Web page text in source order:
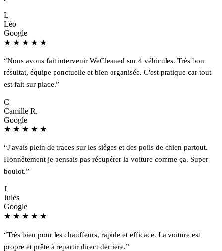
L
Léo
Google
★ ★ ★ ★ ★
“Nous avons fait intervenir WeCleaned sur 4 véhicules. Très bon
résultat, équipe ponctuelle et bien organisée. C'est pratique car tout
est fait sur place.”
C
Camille R.
Google
★ ★ ★ ★ ★
“J'avais plein de traces sur les sièges et des poils de chien partout.
Honnêtement je pensais pas récupérer la voiture comme ça. Super
boulot.”
J
Jules
Google
★ ★ ★ ★ ★
“Très bien pour les chauffeurs, rapide et efficace. La voiture est
propre et prête à repartir direct derrière.”